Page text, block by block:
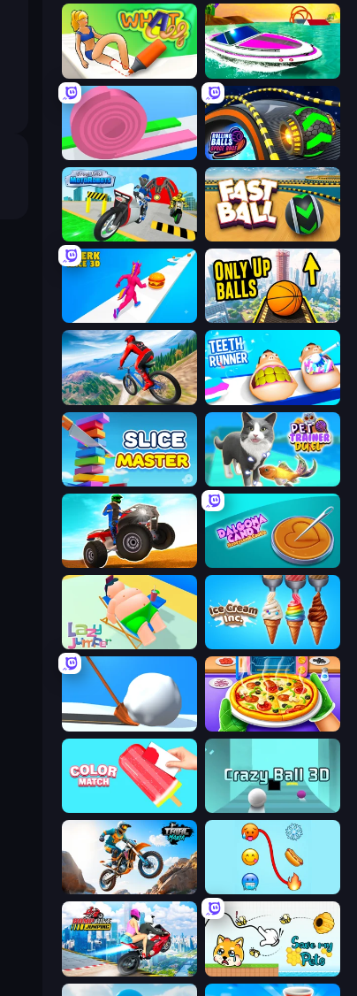
What a Leg Jet Boat Racing
Layers Roll Rolling Balls Space Race
Moto Robots: Steel Trial Fast Ball Jump
Twerk Race 3D Only Up Balls
Riders Downhill Racing Teeth Runner
Slice Master Pet Trainer Duel
ATV Ultimate Offroad Dalgona Candy Honeycomb Cookie
Lazy Jumper Ice Cream Inc.
Shovel 3D Pizza Maker
Crazy Ball 3D
Trial Mania Emoji Puzzle!
Ramp Bike Jumping Save My Pets